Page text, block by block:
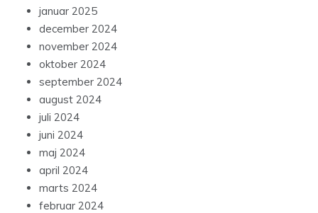
januar 2025
december 2024
november 2024
oktober 2024
september 2024
august 2024
juli 2024
juni 2024
maj 2024
april 2024
marts 2024
februar 2024